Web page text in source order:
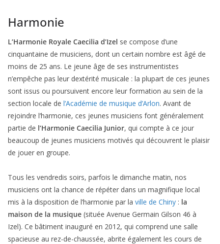
Harmonie
L’Harmonie Royale Caecilia d’Izel se compose d’une
cinquantaine de musiciens, dont un certain nombre est âgé de
moins de 25 ans. Le jeune âge de ses instrumentistes
n’empêche pas leur dextérité musicale : la plupart de ces jeunes
sont issus ou poursuivent encore leur formation au sein de la
section locale de l’Académie de musique d’Arlon. Avant de
rejoindre l’harmonie, ces jeunes musiciens font généralement
partie de l’Harmonie Caecilia Junior, qui compte à ce jour
beaucoup de jeunes musiciens motivés qui découvrent le plaisir
de jouer en groupe.
Tous les vendredis soirs, parfois le dimanche matin, nos
musiciens ont la chance de répéter dans un magnifique local
mis à la disposition de l’harmonie par la ville de Chiny : la
maison de la musique (située Avenue Germain Gilson 46 à
Izel). Ce bâtiment inauguré en 2012, qui comprend une salle
spacieuse au rez-de-chaussée, abrite également les cours de